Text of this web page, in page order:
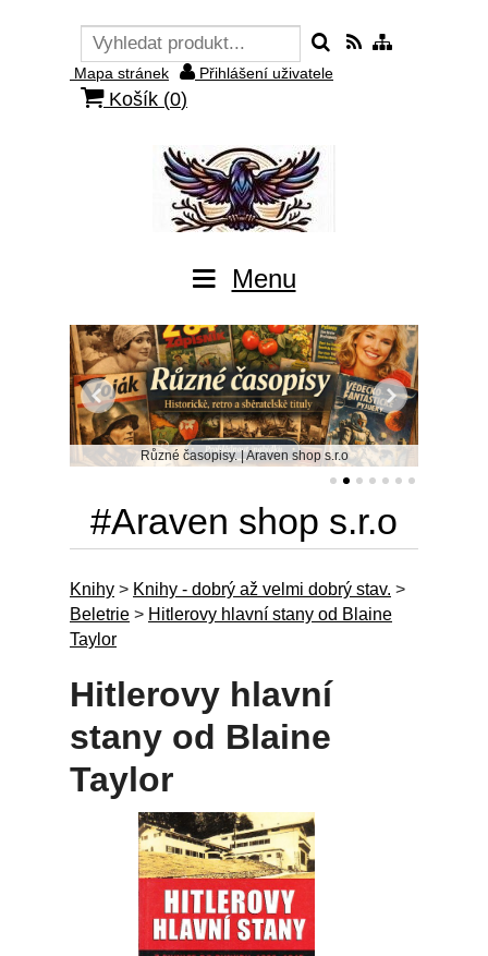
Mapa stránek Přihlášení uživatele
Košík (0)
Menu
Různé časopisy. | Araven shop s.r.o
#Araven shop s.r.o
Knihy > Knihy - dobrý až velmi dobrý stav. >
Beletrie > Hitlerovy hlavní stany od Blaine
Taylor
Hitlerovy hlavní
stany od Blaine
Taylor